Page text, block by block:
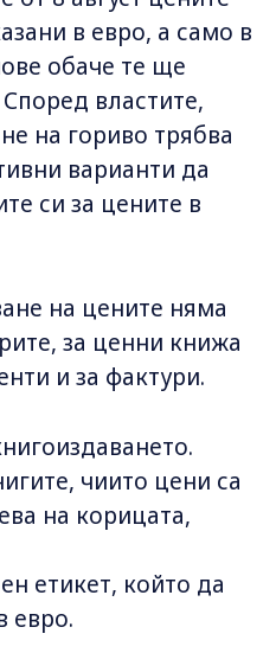
в евро, а само в
обаче те ще
властите,
на гориво трябва
варианти да
си за цените в
на цените няма
за ценни книжа
и за фактури.
чиито цени са
на корицата,
етикет, който да
евро.